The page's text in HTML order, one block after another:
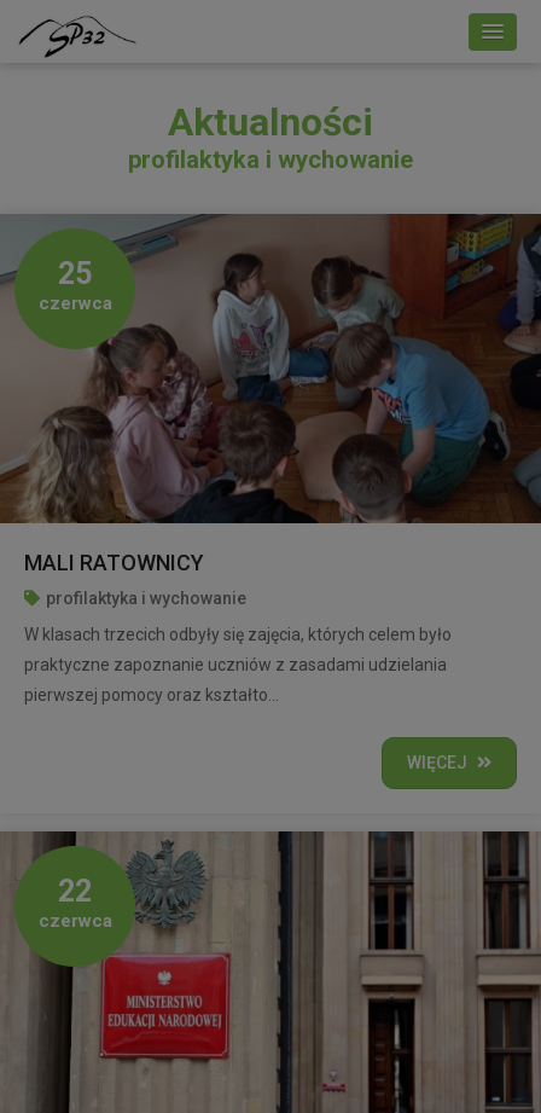
Aktualności
profilaktyka i wychowanie
25
czerwca
MALI RATOWNICY
profilaktyka i wychowanie
W klasach trzecich odbyły się zajęcia, których celem było
praktyczne zapoznanie uczniów z zasadami udzielania
pierwszej pomocy oraz kształto...
WIĘCEJ
22
czerwca